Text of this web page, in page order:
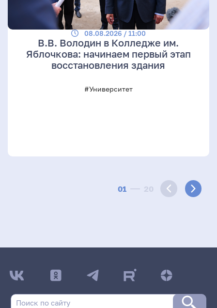
01 20
08.08.2026 / 11:00
В.В. Володин в Колледже им.
Яблочкова: начинаем первый этап
восстановления здания
#Университет